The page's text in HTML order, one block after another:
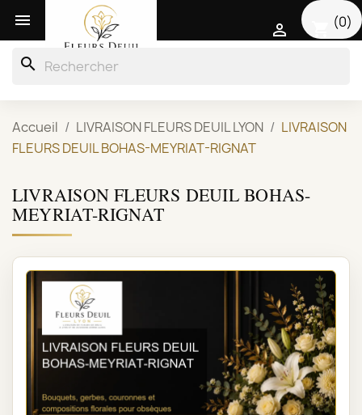
 (0)

search
Accueil LIVRAISON FLEURS DEUIL LYON
LIVRAISON
FLEURS DEUIL BOHAS-MEYRIAT-RIGNAT
LIVRAISON FLEURS DEUIL BOHAS-
MEYRIAT-RIGNAT